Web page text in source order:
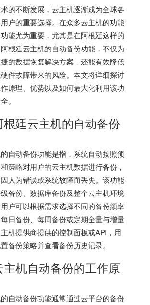
的不断发展，云主机逐渐成为全球各
户的重要选择。在众多云主机的功能
能尤为重要，尤其是在阿根廷这样的
阿根廷云主机的自动备份功能，不仅为
的数据恢复解决方案，还能有效降低
件故障带来的风险。本文将详细探讨
原理、优势以及如何最大化利用该功
。
根廷云主机的自动备份
自动备份功能是指，系统自动按照预
策略对用户的云主机数据进行备份，
人为错误或系统故障而丢失。该功能
备份、数据库备份及整个云主机环境
户可以根据需求选择不同的备份频率
日备份、每周备份或定期全量与增量
机提供商提供的控制面板或API，用
备份策略并查看备份历史记录。
主机自动备份的工作原
自动备份功能通常通过云平台的备份